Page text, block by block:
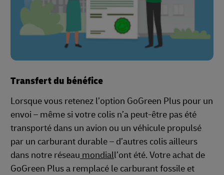
Transfert du bénéfice
Lorsque vous retenez l’option GoGreen Plus pour un
envoi – même si votre colis n’a peut-être pas été
transporté dans un avion ou un véhicule propulsé
par un carburant durable – d’autres colis ailleurs
dans notre réseau mondiall’ont été. Votre achat de
GoGreen Plus a remplacé le carburant fossile et